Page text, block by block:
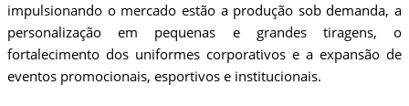
impulsionando o mercado estão a produção sob demanda, a
personalização em pequenas e grandes tiragens, o
fortalecimento dos uniformes corporativos e a expansão de
eventos promocionais, esportivos e institucionais.